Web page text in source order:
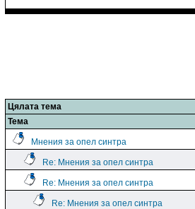
Цялата тема
Тема
Мнения за опел синтра
Re: Мнения за опел синтра
Re: Мнения за опел синтра
Re: Мнения за опел синтра